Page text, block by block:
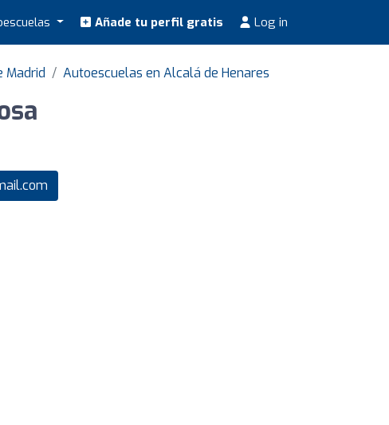
Añade tu perfil gratis Log in
Madrid Autoescuelas en Alcalá de Henares